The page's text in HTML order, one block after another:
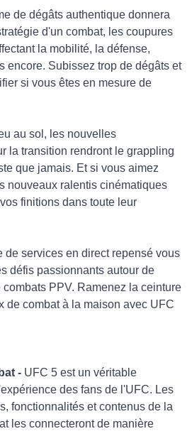
de dégâts authentique donnera
d'un combat, les coupures
la mobilité, la défense,
encore. Subissez trop de dégâts et
si vous êtes en mesure de
au sol, les nouvelles
la transition rendront le grappling
que jamais. Et si vous aimez
nouveaux ralentis cinématiques
finitions dans toute leur
de services en direct repensé vous
défis passionnants autour de
PPV. Ramenez la ceinture
de combat à la maison avec UFC
- UFC 5 est un véritable
des fans de l'UFC. Les
fonctionnalités et contenus de la
les connecteront de manière